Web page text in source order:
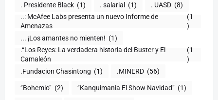
. Presidente Black (1) . salarial (1) . UASD (8)
..: McAfee Labs presenta un nuevo Informe de
(1
)
... ¡Los amantes no mienten! (1)
.“Los Reyes: La verdadera historia del Buster y El
Camaleón
(1
)
.Fundacion Chasintong (1) .MINERD (56)
‘’Bohemio’’ (2) ‘’Kanquimania El Show Navidad’’ (1)